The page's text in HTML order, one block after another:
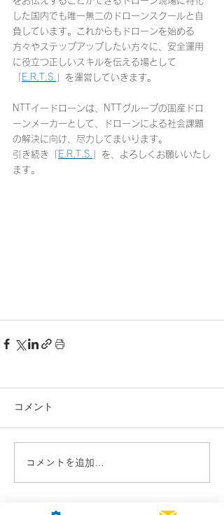
した国内でも唯一無二のドローンスクールと自
負しています。これからもドローンを始める
方々やステップアップしたい方々に、安全運用
に役立つ正しいスキルを伝える場として
E.R.T.S. 」を運営していきます。
NTTイードローンは、NTTグループの国産ドロ
ーンメーカーとして、ドローンによる社会課題
の解決に向け、尽力してまいります。
引き続き「
E.R.T.S. 」を、よろしくお願いいたし
ます。
コメント
コメントを追加…